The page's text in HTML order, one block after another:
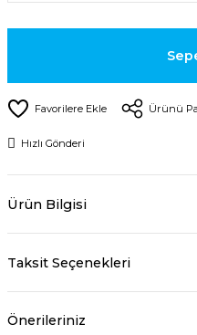
Ürünü
Hızlı Gönderi
Ürün Bilgisi
Taksit Seçenekleri
Önerileriniz